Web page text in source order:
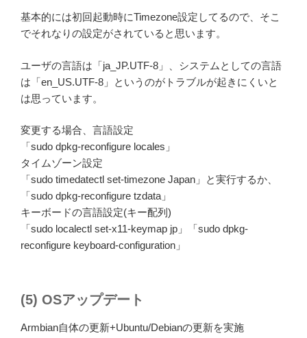
基本的には初回起動時にTimezone設定してるので、そこ
でそれなりの設定がされていると思います。
ユーザの言語は「ja_JP.UTF-8」、システムとしての言語
は「en_US.UTF-8」というのがトラブルが起きにくいと
は思っています。
変更する場合、言語設定
「sudo dpkg-reconfigure locales」
タイムゾーン設定
「sudo timedatectl set-timezone Japan」と実行するか、
「sudo dpkg-reconfigure tzdata」
キーボードの言語設定(キー配列)
「sudo localectl set-x11-keymap jp」「sudo dpkg-
reconfigure keyboard-configuration」
(5) OSアップデート
Armbian自体の更新+Ubuntu/Debianの更新を実施